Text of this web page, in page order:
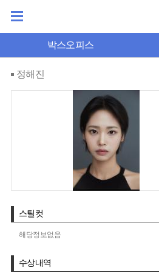
박스오피스
정해진
스틸컷
해당정보없음
수상내역